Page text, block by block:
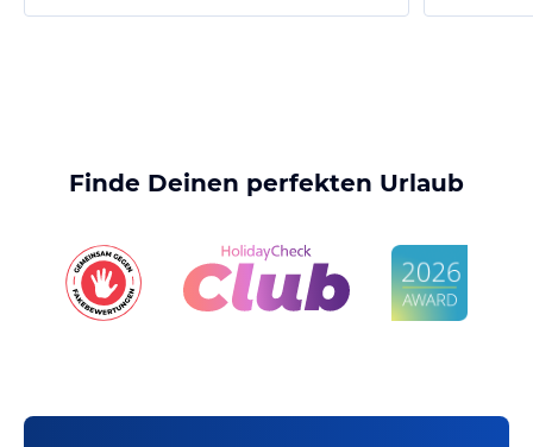
Finde Deinen perfekten Urlaub